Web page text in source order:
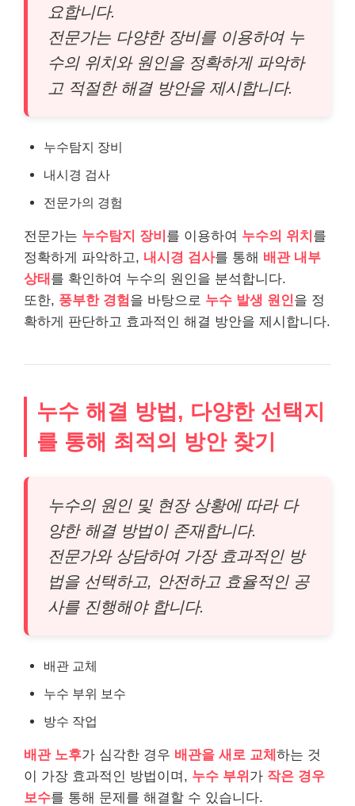
요합니다.
전문가는 다양한 장비를 이용하여 누
수의 위치와 원인을 정확하게 파악하
고 적절한 해결 방안을 제시합니다.
누수탐지 장비
내시경 검사
전문가의 경험
전문가는 누수탐지 장비 를 이용하여 누수의 위치 를
정확하게 파악하고, 내시경 검사를 통해 배관 내부
상태 를 확인하여 누수의 원인을 분석합니다.
또한, 풍부한 경험을 바탕으로 누수 발생 원인을 정
확하게 판단하고 효과적인 해결 방안을 제시합니다.
누수 해결 방법, 다양한 선택지
를 통해 최적의 방안 찾기
누수의 원인 및 현장 상황에 따라 다
양한 해결 방법이 존재합니다.
전문가와 상담하여 가장 효과적인 방
법을 선택하고, 안전하고 효율적인 공
사를 진행해야 합니다.
배관 교체
누수 부위 보수
방수 작업
배관 노후가 심각한 경우 배관을 새로 교체 하는 것
이 가장 효과적인 방법이며, 누수 부위 가 작은 경우
보수를 통해 문제를 해결할 수 있습니다.